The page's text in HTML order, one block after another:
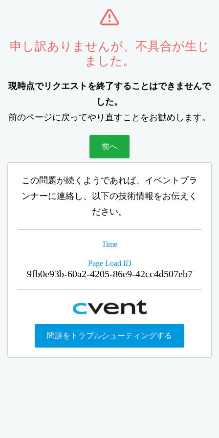
申し訳ありませんが、不具合が生じ
ました。
現時点でリクエストを終了することはできませんで
した。
前のページに戻ってやり直すことをお勧めします。
前へ
この問題が続くようであれば、イベントプラ
ンナーに連絡し、以下の技術情報をお伝えく
ださい。
Time
Page Load ID
9fb0e93b-60a2-4205-86e9-42cc4d507eb7
問題をトラブルシューティングする